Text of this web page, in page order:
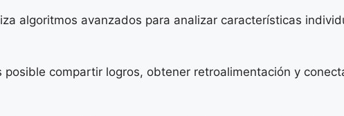
algoritmos avanzados para analizar características
compartir logros, obtener retroalimentación y